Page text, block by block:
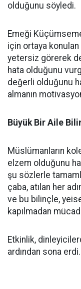
olduğunu söyledi.
Emeği Küçümseme
için ortaya
yetersiz görerek
hata olduğunu
değerli olduğunu
almanın
Büyük Bir Aile
Müslümanların
elzem olduğunu
şu sözlerle
çaba, atılan her
ve bu bilinçle,
kapılmadan
Etkinlik,
ardından sona erdi.